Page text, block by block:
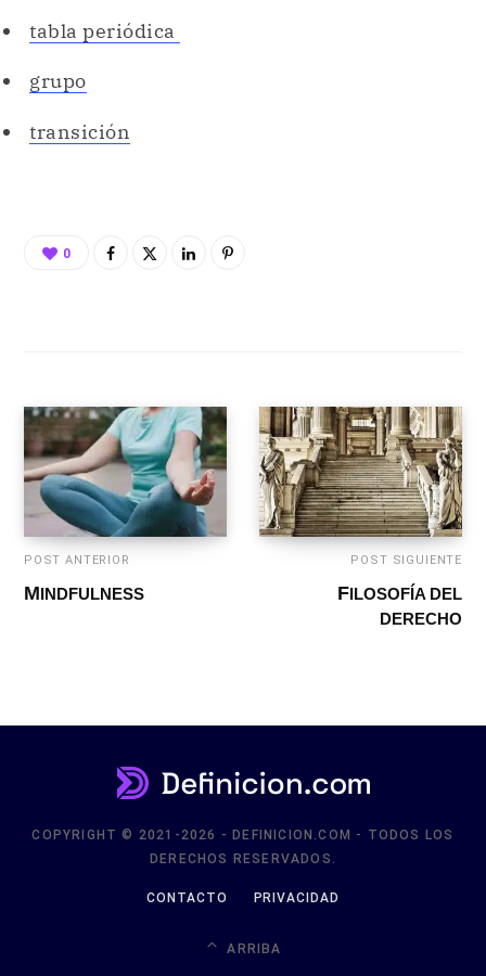
tabla periódica
grupo
transición
0
POST ANTERIOR
MINDFULNESS
POST SIGUIENTE
FILOSOFÍA DEL
DERECHO
COPYRIGHT © 2021-2026 - DEFINICION.COM - TODOS LOS
DERECHOS RESERVADOS.
CONTACTO PRIVACIDAD
ARRIBA